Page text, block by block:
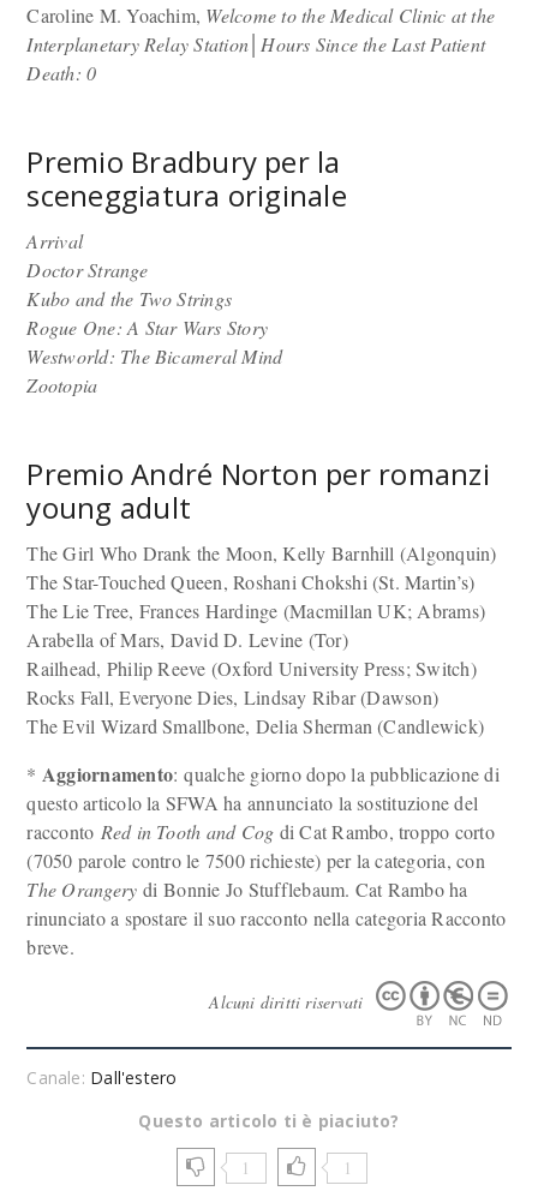
Caroline M. Yoachim, Welcome to the Medical Clinic at the
Interplanetary Relay Station│Hours Since the Last Patient
Death: 0
Premio Bradbury per la
sceneggiatura originale
Arrival
Doctor Strange
Kubo and the Two Strings
Rogue One: A Star Wars Story
Westworld: The Bicameral Mind
Zootopia
Premio André Norton per romanzi
young adult
The Girl Who Drank the Moon, Kelly Barnhill (Algonquin)
The Star-Touched Queen, Roshani Chokshi (St. Martin’s)
The Lie Tree, Frances Hardinge (Macmillan UK; Abrams)
Arabella of Mars, David D. Levine (Tor)
Railhead, Philip Reeve (Oxford University Press; Switch)
Rocks Fall, Everyone Dies, Lindsay Ribar (Dawson)
The Evil Wizard Smallbone, Delia Sherman (Candlewick)
* Aggiornamento: qualche giorno dopo la pubblicazione di
questo articolo la SFWA ha annunciato la sostituzione del
racconto Red in Tooth and Cog di Cat Rambo, troppo corto
(7050 parole contro le 7500 richieste) per la categoria, con
The Orangery di Bonnie Jo Stufflebaum. Cat Rambo ha
rinunciato a spostare il suo racconto nella categoria Racconto
breve.
Alcuni diritti riservati
Canale: Dall'estero
Questo articolo ti è piaciuto?
1 1